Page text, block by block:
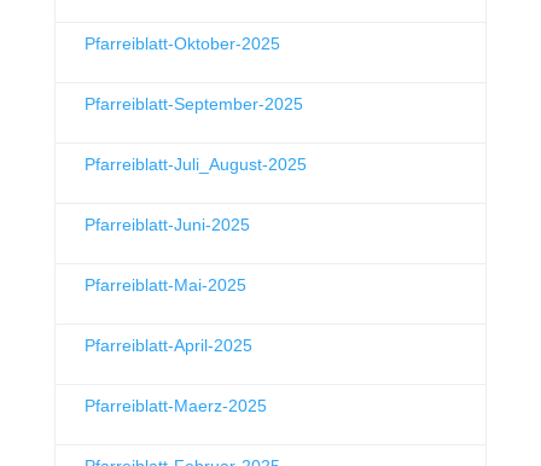
Pfarreiblatt-Oktober-2025
Pfarreiblatt-September-2025
Pfarreiblatt-Juli_August-2025
Pfarreiblatt-Juni-2025
Pfarreiblatt-Mai-2025
Pfarreiblatt-April-2025
Pfarreiblatt-Maerz-2025